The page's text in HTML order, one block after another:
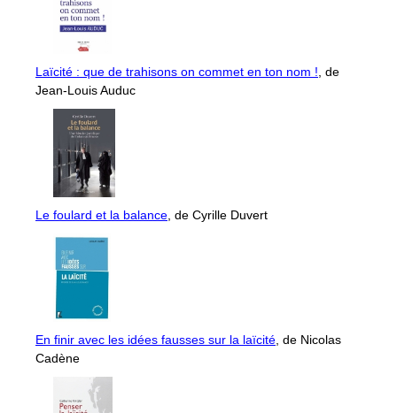
Laïcité : que de trahisons on commet en ton nom ! , de
Jean-Louis Auduc
Le foulard et la balance , de Cyrille Duvert
En finir avec les idées fausses sur la laïcité , de Nicolas
Cadène